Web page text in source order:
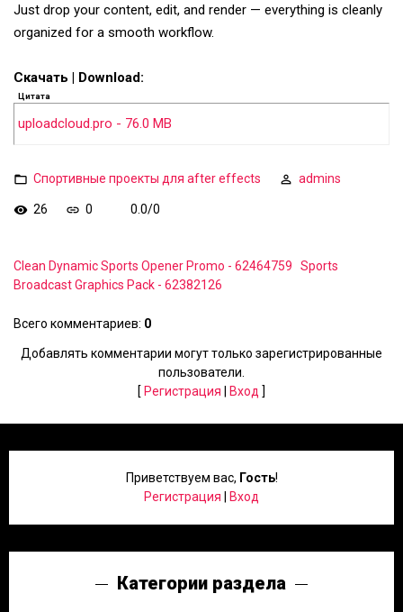
Just drop your content, edit, and render — everything is cleanly
organized for a smooth workflow.
Скачать | Download:
Цитата
uploadcloud.pro - 76.0 MB
Спортивные проекты для after effects admins
26 0 0.0/0
Clean Dynamic Sports Opener Promo - 62464759
Sports
Broadcast Graphics Pack - 62382126
Всего комментариев: 0
Добавлять комментарии могут только зарегистрированные
пользователи.
[ Регистрация Вход ]
Приветствуем вас, Гость!
Регистрация
Вход
Категории раздела